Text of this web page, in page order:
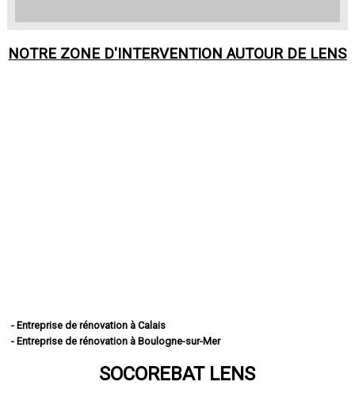
NOTRE ZONE D'INTERVENTION AUTOUR DE LENS
- Entreprise de rénovation à Calais
- Entreprise de rénovation à Boulogne-sur-Mer
- Entreprise de rénovation à LensSOCOREBAT LENS